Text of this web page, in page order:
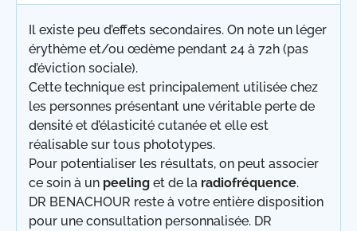
Il existe peu d’effets secondaires. On note un léger
érythème et/ou œdème pendant 24 à 72h (pas
d’éviction sociale).
Cette technique est principalement utilisée chez
les personnes présentant une véritable perte de
densité et d’élasticité cutanée et elle est
réalisable sur tous phototypes.
Pour potentialiser les résultats, on peut associer
ce soin à un peeling et de la radiofréquence.
DR BENACHOUR reste à votre entière disposition
pour une consultation personnalisée. DR